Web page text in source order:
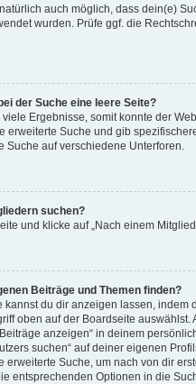
auch möglich, dass dein(e)
wurden. Prüfe ggf. die
der Suche eine leere Seite?
Ergebnisse, somit konnte der
erweiterte Suche und gib
Suche auf verschiedene Unterforen.
suchen?
und klicke auf „Nach einem
Beiträge und Themen finden?
kannst du dir anzeigen lassen, indem
oben auf der Boardseite auswählst.
anzeigen“ in deinem
suchen“ auf deiner eigenen
erweiterte Suche, um nach von dir
entsprechenden Optionen in die